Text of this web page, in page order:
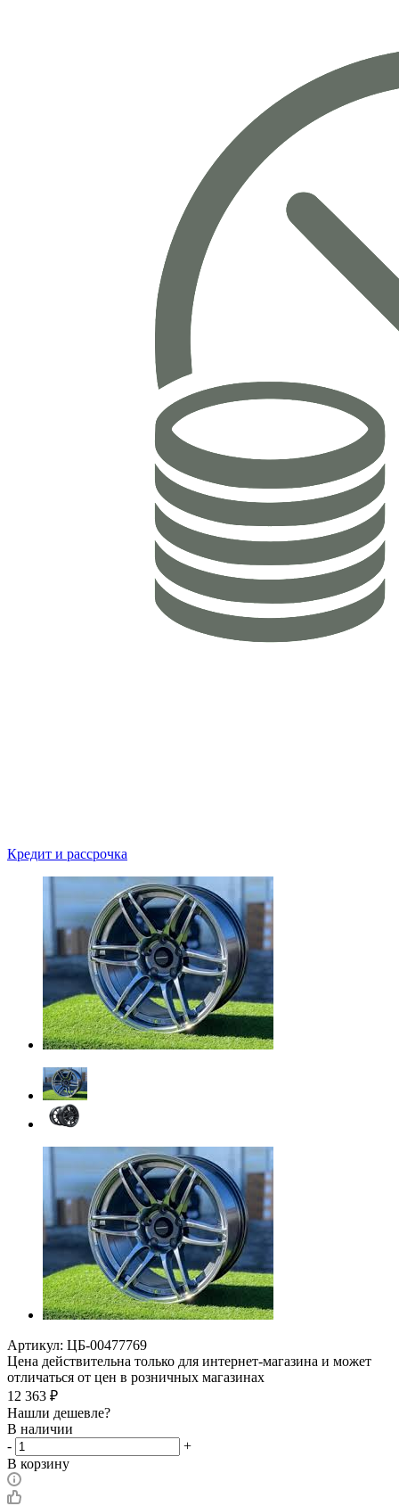
Кредит и рассрочка
Артикул: ЦБ-00477769
Цена действительна только для интернет-магазина и может
отличаться от цен в розничных магазинах
12 363 ₽
Нашли дешевле?
В наличии
-
+
В корзину